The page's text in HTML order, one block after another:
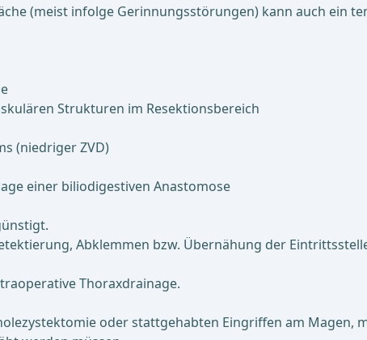
(meist infolge Gerinnungsstörungen) kann auch ein
Strukturen im Resektionsbereich
(niedriger ZVD)
einer biliodigestiven Anastomose
Abklemmen bzw. Übernähung der
Thoraxdrainage.
oder stattgehabten Eingriffen am Magen,